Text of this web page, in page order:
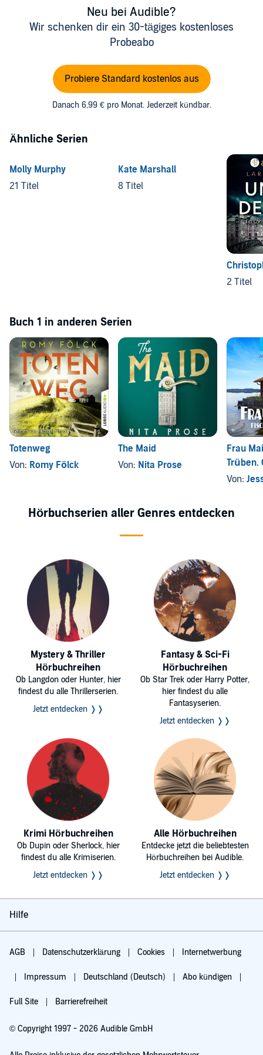
©2023 Katie Siegel (P)2023 Recorded Books
Neu bei Audible?
Wir schenken dir ein 30-tägiges kostenloses
Probeabo
Probiere Standard kostenlos aus
Danach 6,99 € pro Monat. Jederzeit kündbar.
Ähnliche Serien
Molly Murphy
21 Titel
Kate Marshall
8 Titel
2 Titel
Buch 1 in anderen Serien
Totenweg
Von: Romy Fölck
The Maid
Von: Nita Prose
Frau
Trüben.
Krimi
Von:
Hörbuchserien aller Genres entdecken
Mystery & Thriller
Hörbuchreihen
Ob Langdon oder Hunter, hier
findest du alle Thrillerserien.
Jetzt entdecken ❭❭
Fantasy & Sci-Fi
Hörbuchreihen
Ob Star Trek oder Harry Potter,
hier findest du alle
Fantasyserien.
Jetzt entdecken ❭❭
Krimi Hörbuchreihen
Ob Dupin oder Sherlock, hier
findest du alle Krimiserien.
Jetzt entdecken ❭❭
Alle Hörbuchreihen
Entdecke jetzt die beliebtesten
Hörbuchreihen bei Audible.
Jetzt entdecken ❭❭
Hilfe
AGB Datenschutzerklärung Cookies Internetwerbung
Impressum Deutschland (Deutsch) Abo kündigen
Full Site Barrierefreiheit
© Copyright 1997 - 2026 Audible GmbH